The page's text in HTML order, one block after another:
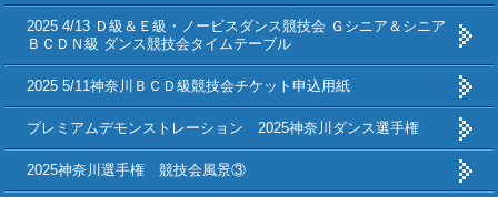
2025 4/13 Ｄ級＆Ｅ級・ノービスダンス競技会 Ｇシニア＆シニア
ＢＣＤＮ級 ダンス競技会タイムテーブル
2025 5/11神奈川ＢＣＤ級競技会チケット申込用紙
プレミアムデモンストレーション 2025神奈川ダンス選手権
2025神奈川選手権 競技会風景③